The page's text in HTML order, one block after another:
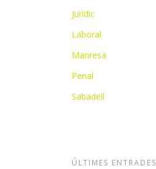
Jurídic
Laboral
Manresa
Penal
Sabadell
ÚLTIMES ENTRADES